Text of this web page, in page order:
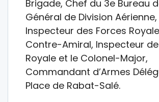
Brigade, Chef du 3e Bureau
Général de Division Aérienne,
Inspecteur des Forces
Contre-Amiral, Inspecteur
Royale et le Colonel-Major,
Commandant d’Armes
Place de Rabat-Salé.